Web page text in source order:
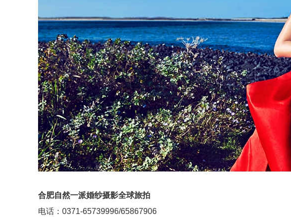
合肥自然一派婚纱摄影全球旅拍
电话：0371-65739996/65867906